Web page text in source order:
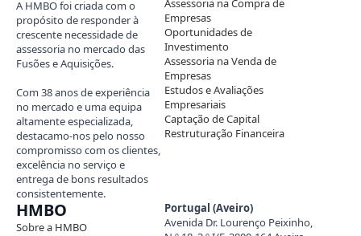
A HMBO foi criada com o
propósito de responder à
crescente necessidade de
assessoria no mercado das
Fusões e Aquisições.
Com 38 anos de experiência
no mercado e uma equipa
altamente especializada,
destacamo-nos pelo nosso
compromisso com os clientes,
excelência no serviço e
entrega de bons resultados
consistentemente.
Assessoria na Compra de
Empresas
Oportunidades de
Investimento
Assessoria na Venda de
Empresas
Estudos e Avaliações
Empresariais
Captação de Capital
Restruturação Financeira
HMBO
Sobre a HMBO
Portugal (Aveiro)
Avenida Dr. Lourenço Peixinho,